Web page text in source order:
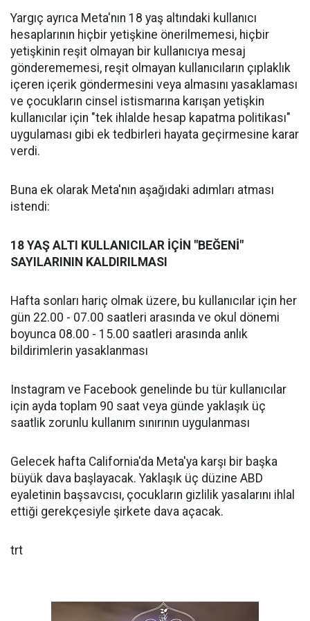
Yargıç ayrıca Meta'nın 18 yaş altındaki kullanıcı
hesaplarının hiçbir yetişkine önerilmemesi, hiçbir
yetişkinin reşit olmayan bir kullanıcıya mesaj
gönderememesi, reşit olmayan kullanıcıların çıplaklık
içeren içerik göndermesini veya almasını yasaklaması
ve çocukların cinsel istismarına karışan yetişkin
kullanıcılar için "tek ihlalde hesap kapatma politikası"
uygulaması gibi ek tedbirleri hayata geçirmesine karar
verdi.
Buna ek olarak Meta'nın aşağıdaki adımları atması
istendi:
18 YAŞ ALTI KULLANICILAR İÇİN "BEĞENİ"
SAYILARININ KALDIRILMASI
Hafta sonları hariç olmak üzere, bu kullanıcılar için her
gün 22.00 - 07.00 saatleri arasında ve okul dönemi
boyunca 08.00 - 15.00 saatleri arasında anlık
bildirimlerin yasaklanması
Instagram ve Facebook genelinde bu tür kullanıcılar
için ayda toplam 90 saat veya günde yaklaşık üç
saatlik zorunlu kullanım sınırının uygulanması
Gelecek hafta California'da Meta'ya karşı bir başka
büyük dava başlayacak. Yaklaşık üç düzine ABD
eyaletinin başsavcısı, çocukların gizlilik yasalarını ihlal
ettiği gerekçesiyle şirkete dava açacak.
trt